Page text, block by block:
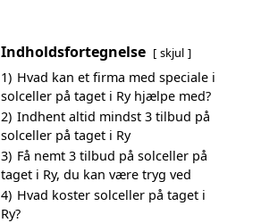
Indholdsfortegnelse skjul
1) Hvad kan et firma med speciale i
solceller på taget i Ry hjælpe med?
2) Indhent altid mindst 3 tilbud på
solceller på taget i Ry
3) Få nemt 3 tilbud på solceller på
taget i Ry, du kan være tryg ved
4) Hvad koster solceller på taget i
Ry?